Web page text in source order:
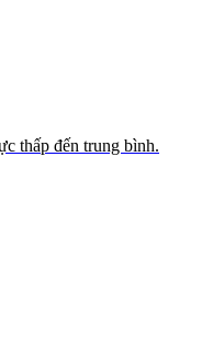
thấp đến trung bình.